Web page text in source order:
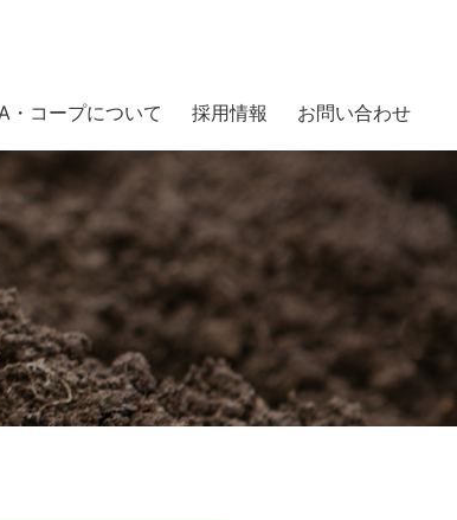
・コープについて 採用情報 お問い合わせ